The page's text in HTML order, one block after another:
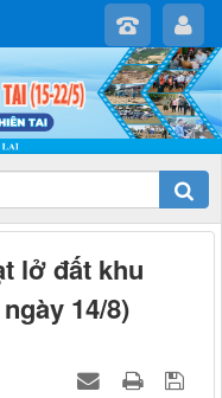
lở đất khu
14/8)